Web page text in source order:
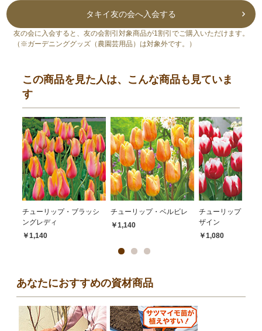
タキイ友の会へ入会する
友の会に入会すると、友の会割引対象商品が1割引でご購入いただけます。
（※ガーデニンググッズ（農園芸用品）は対象外です。）
この商品を見た人は、こんな商品も見ていま
す
チューリップ・ブラッシ
ングレディ
￥1,140
チューリップ・ベルビレ
￥1,140
チューリップ・ダ
ザイン
￥1,080
あなたにおすすめの資材商品